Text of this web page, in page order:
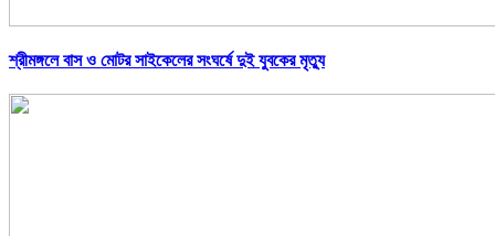
শ্রীমঙ্গলে বাস ও মোটর সাইকেলের সংঘর্ষে দুই যুবকের মৃত্যু